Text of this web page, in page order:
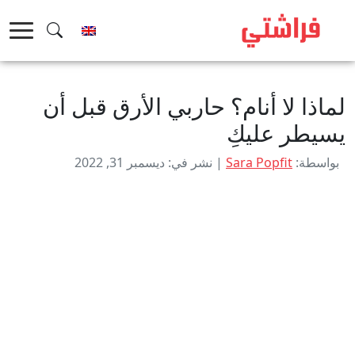
لماذا لا أنام؟ حاربي الأرق قبل أن
يسيطر عليكِ
بواسطة: Sara Popfit | نشر في: ديسمبر 31, 2022